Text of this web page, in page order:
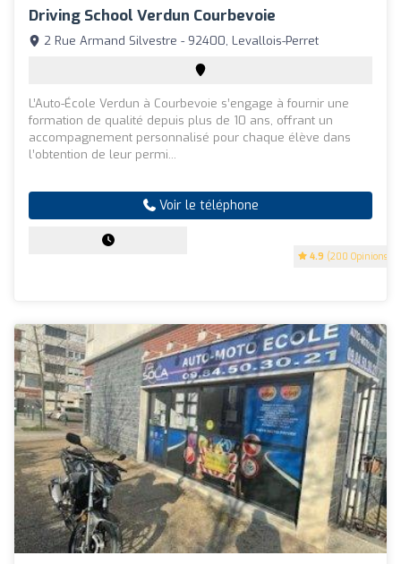
Driving School Verdun Courbevoie
4.9 (200 Opinions)
2 Rue Armand Silvestre - 92400, Levallois-Perret
L’Auto-École Verdun à Courbevoie s’engage à fournir une
formation de qualité depuis plus de 10 ans, offrant un
accompagnement personnalisé pour chaque élève dans
l’obtention de leur permi...
Voir le téléphone